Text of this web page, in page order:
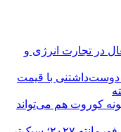
در تجارت انرژی و
کوچک و دوست‌داشتنی با قیمت
کوروت هم می‌تواند